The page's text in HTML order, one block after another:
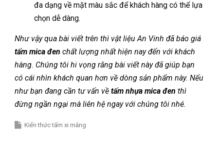
đa dạng về mặt màu sắc để khách hàng có thể lựa
chọn dễ dàng.
Như vậy qua bài viết trên thì vật liệu An Vinh đã báo giá
tấm mica đen chất lượng nhất hiện nay đến với khách
hàng. Chúng tôi hi vọng rằng bài viết này đã giúp bạn
có cái nhìn khách quan hơn về dòng sản phẩm này. Nếu
như bạn đang cần tư vấn về tấm nhựa mica đen thì
đừng ngần ngại mà liên hệ ngay với chúng tôi nhé.
Kiến thức tấm xi măng